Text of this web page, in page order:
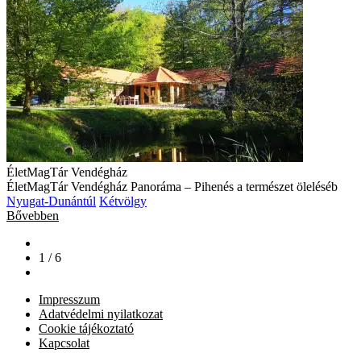
ÉletMagTár Vendégház
ÉletMagTár Vendégház Panoráma – Pihenés a természet öleléséb
Nyugat-Dunántúl Kétvölgy
Bővebben
1 / 6
Impresszum
Adatvédelmi nyilatkozat
Cookie tájékoztató
Kapcsolat